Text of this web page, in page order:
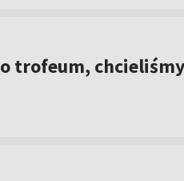
trofeum,